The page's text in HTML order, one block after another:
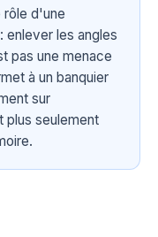
rôle d'une
enlever les angles
pas une menace
à un banquier
sur
plus seulement